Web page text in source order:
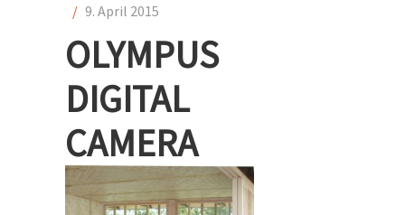
/ 9. April 2015
OLYMPUS
DIGITAL
CAMERA